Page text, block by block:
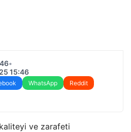
•
15:46
WhatsApp
Reddit
kaliteyi ve zarafeti